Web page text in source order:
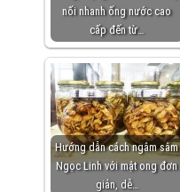
nối nhanh ống nước cao
cấp đến từ…
Hướng dẫn cách ngâm sâm
Ngọc Linh với mật ong đơn
giản, dễ…